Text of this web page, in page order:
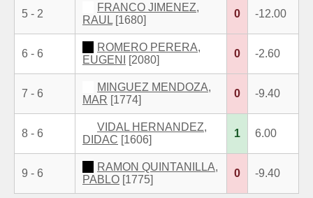
5 - 2
FRANCO JIMENEZ,
RAUL [1680]
0 -12.00
6 - 6
ROMERO PERERA,
EUGENI
[2080]
0 -2.60
7 - 6
MINGUEZ MENDOZA,
MAR [1774]
0 -9.40
8 - 6
VIDAL HERNANDEZ,
DIDAC [1606]
1 6.00
9 - 6
RAMON QUINTANILLA,
PABLO [1775]
0 -9.40